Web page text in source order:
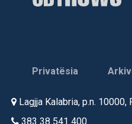
Privatësia
Lagjja Kalabria, p.n. 10000,
383 38 541 400